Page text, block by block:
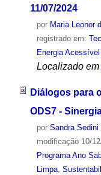
11/07/2024
por Maria Leonor
registrado em:
Energia
Localizado em
Diálogos para
ODS7 -
por Sandra Sedini
modificação10/
Programa Ano
Limpa,